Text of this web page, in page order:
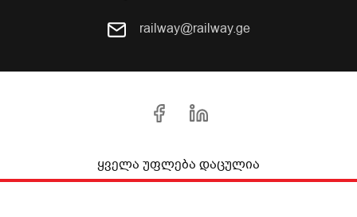
railway@railway.ge
ყველა უფლება დაცულია